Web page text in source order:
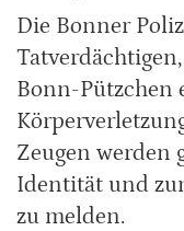
Die Bonner
Bonn-Pützchen
Zeugen werden
Identität und
zu melden.